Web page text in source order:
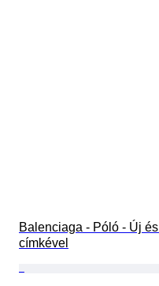
Balenciaga - Póló - Új és
címkével